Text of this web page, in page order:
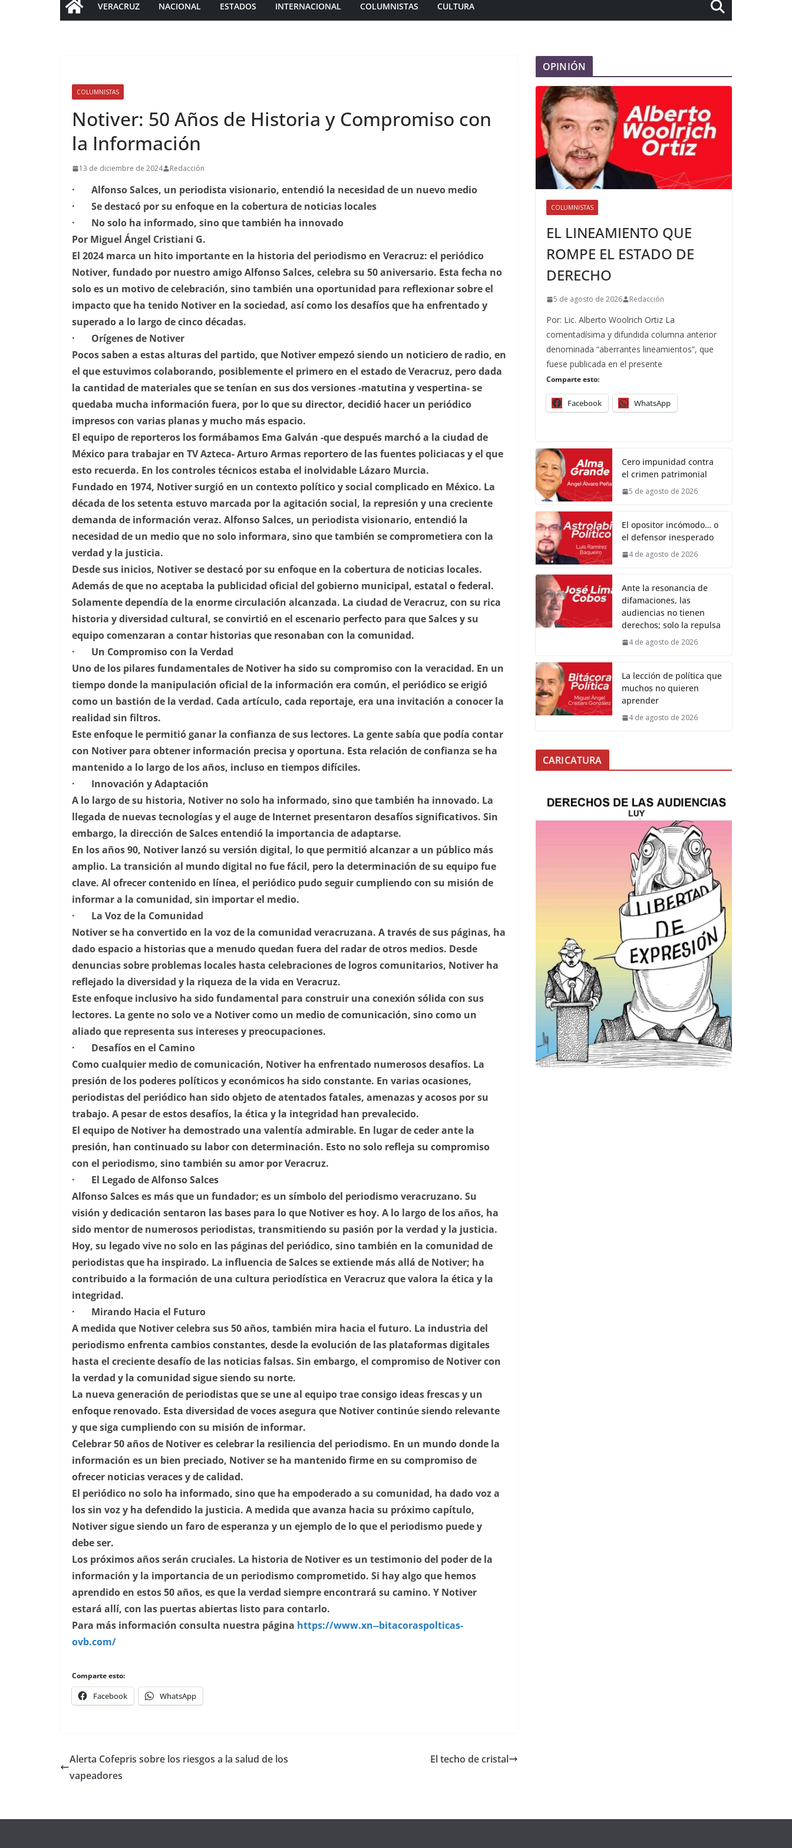
VERACRUZ NACIONAL ESTADOS INTERNACIONAL COLUMNISTAS CULTURA
COLUMNISTAS
Notiver: 50 Años de Historia y Compromiso con
la Información
13 de diciembre de 2024 Redacción
· Alfonso Salces, un periodista visionario, entendió la necesidad de un nuevo medio
· Se destacó por su enfoque en la cobertura de noticias locales
· No solo ha informado, sino que también ha innovado
Por Miguel Ángel Cristiani G.
El 2024 marca un hito importante en la historia del periodismo en Veracruz: el periódico
Notiver, fundado por nuestro amigo Alfonso Salces, celebra su 50 aniversario. Esta fecha no
solo es un motivo de celebración, sino también una oportunidad para reflexionar sobre el
impacto que ha tenido Notiver en la sociedad, así como los desafíos que ha enfrentado y
superado a lo largo de cinco décadas.
· Orígenes de Notiver
Pocos saben a estas alturas del partido, que Notiver empezó siendo un noticiero de radio, en
el que estuvimos colaborando, posiblemente el primero en el estado de Veracruz, pero dada
la cantidad de materiales que se tenían en sus dos versiones -matutina y vespertina- se
quedaba mucha información fuera, por lo que su director, decidió hacer un periódico
impresos con varias planas y mucho más espacio.
El equipo de reporteros los formábamos Ema Galván -que después marchó a la ciudad de
México para trabajar en TV Azteca- Arturo Armas reportero de las fuentes policiacas y el que
esto recuerda. En los controles técnicos estaba el inolvidable Lázaro Murcia.
Fundado en 1974, Notiver surgió en un contexto político y social complicado en México. La
década de los setenta estuvo marcada por la agitación social, la represión y una creciente
demanda de información veraz. Alfonso Salces, un periodista visionario, entendió la
necesidad de un medio que no solo informara, sino que también se comprometiera con la
verdad y la justicia.
Desde sus inicios, Notiver se destacó por su enfoque en la cobertura de noticias locales.
Además de que no aceptaba la publicidad oficial del gobierno municipal, estatal o federal.
Solamente dependía de la enorme circulación alcanzada. La ciudad de Veracruz, con su rica
historia y diversidad cultural, se convirtió en el escenario perfecto para que Salces y su
equipo comenzaran a contar historias que resonaban con la comunidad.
· Un Compromiso con la Verdad
Uno de los pilares fundamentales de Notiver ha sido su compromiso con la veracidad. En un
tiempo donde la manipulación oficial de la información era común, el periódico se erigió
como un bastión de la verdad. Cada artículo, cada reportaje, era una invitación a conocer la
realidad sin filtros.
Este enfoque le permitió ganar la confianza de sus lectores. La gente sabía que podía contar
con Notiver para obtener información precisa y oportuna. Esta relación de confianza se ha
mantenido a lo largo de los años, incluso en tiempos difíciles.
· Innovación y Adaptación
A lo largo de su historia, Notiver no solo ha informado, sino que también ha innovado. La
llegada de nuevas tecnologías y el auge de Internet presentaron desafíos significativos. Sin
embargo, la dirección de Salces entendió la importancia de adaptarse.
En los años 90, Notiver lanzó su versión digital, lo que permitió alcanzar a un público más
amplio. La transición al mundo digital no fue fácil, pero la determinación de su equipo fue
clave. Al ofrecer contenido en línea, el periódico pudo seguir cumpliendo con su misión de
informar a la comunidad, sin importar el medio.
· La Voz de la Comunidad
Notiver se ha convertido en la voz de la comunidad veracruzana. A través de sus páginas, ha
dado espacio a historias que a menudo quedan fuera del radar de otros medios. Desde
denuncias sobre problemas locales hasta celebraciones de logros comunitarios, Notiver ha
reflejado la diversidad y la riqueza de la vida en Veracruz.
Este enfoque inclusivo ha sido fundamental para construir una conexión sólida con sus
lectores. La gente no solo ve a Notiver como un medio de comunicación, sino como un
aliado que representa sus intereses y preocupaciones.
· Desafíos en el Camino
Como cualquier medio de comunicación, Notiver ha enfrentado numerosos desafíos. La
presión de los poderes políticos y económicos ha sido constante. En varias ocasiones,
periodistas del periódico han sido objeto de atentados fatales, amenazas y acosos por su
trabajo. A pesar de estos desafíos, la ética y la integridad han prevalecido.
El equipo de Notiver ha demostrado una valentía admirable. En lugar de ceder ante la
presión, han continuado su labor con determinación. Esto no solo refleja su compromiso
con el periodismo, sino también su amor por Veracruz.
· El Legado de Alfonso Salces
Alfonso Salces es más que un fundador; es un símbolo del periodismo veracruzano. Su
visión y dedicación sentaron las bases para lo que Notiver es hoy. A lo largo de los años, ha
sido mentor de numerosos periodistas, transmitiendo su pasión por la verdad y la justicia.
Hoy, su legado vive no solo en las páginas del periódico, sino también en la comunidad de
periodistas que ha inspirado. La influencia de Salces se extiende más allá de Notiver; ha
contribuido a la formación de una cultura periodística en Veracruz que valora la ética y la
integridad.
· Mirando Hacia el Futuro
A medida que Notiver celebra sus 50 años, también mira hacia el futuro. La industria del
periodismo enfrenta cambios constantes, desde la evolución de las plataformas digitales
hasta el creciente desafío de las noticias falsas. Sin embargo, el compromiso de Notiver con
la verdad y la comunidad sigue siendo su norte.
La nueva generación de periodistas que se une al equipo trae consigo ideas frescas y un
enfoque renovado. Esta diversidad de voces asegura que Notiver continúe siendo relevante
y que siga cumpliendo con su misión de informar.
Celebrar 50 años de Notiver es celebrar la resiliencia del periodismo. En un mundo donde la
información es un bien preciado, Notiver se ha mantenido firme en su compromiso de
ofrecer noticias veraces y de calidad.
El periódico no solo ha informado, sino que ha empoderado a su comunidad, ha dado voz a
los sin voz y ha defendido la justicia. A medida que avanza hacia su próximo capítulo,
Notiver sigue siendo un faro de esperanza y un ejemplo de lo que el periodismo puede y
debe ser.
Los próximos años serán cruciales. La historia de Notiver es un testimonio del poder de la
información y la importancia de un periodismo comprometido. Si hay algo que hemos
aprendido en estos 50 años, es que la verdad siempre encontrará su camino. Y Notiver
estará allí, con las puertas abiertas listo para contarlo.
Para más información consulta nuestra página https://www.xn--bitacoraspolticas-
ovb.com/
Comparte esto:
Facebook WhatsApp
Alerta Cofepris sobre los riesgos a la salud de los
vapeadores
El techo de cristal
OPINIÓN
COLUMNISTAS
EL LINEAMIENTO QUE
ROMPE EL ESTADO DE
DERECHO
5 de agosto de 2026 Redacción
Por: Lic. Alberto Woolrich Ortiz La
comentadísima y difundida columna anterior
denominada “aberrantes lineamientos”, que
fuese publicada en el presente
Comparte esto:
Facebook WhatsApp
Cero impunidad contra
el crimen patrimonial
5 de agosto de 2026
El opositor incómodo… o
el defensor inesperado
4 de agosto de 2026
Ante la resonancia de
difamaciones, las
audiencias no tienen
derechos; solo la repulsa
4 de agosto de 2026
La lección de política que
muchos no quieren
aprender
4 de agosto de 2026
CARICATURA